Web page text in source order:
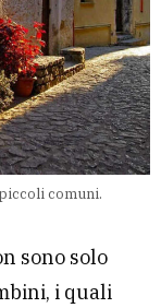
comuni.
sono solo
i quali